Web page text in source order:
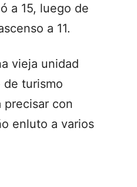
a 15, luego de
a 11.
vieja unidad
de turismo
precisar con
enluto a varios